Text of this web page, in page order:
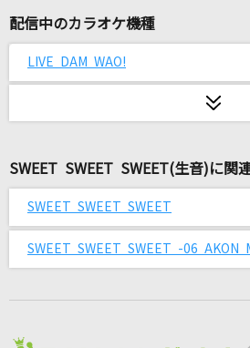
because
メランコリック
スターランド
みやかわくん
配信中のカラオケ機種
LIVE DAM WAO!
SWEET SWEET SWEET(生音)に関
SWEET SWEET SWEET
SWEET SWEET SWEET -06 AKON